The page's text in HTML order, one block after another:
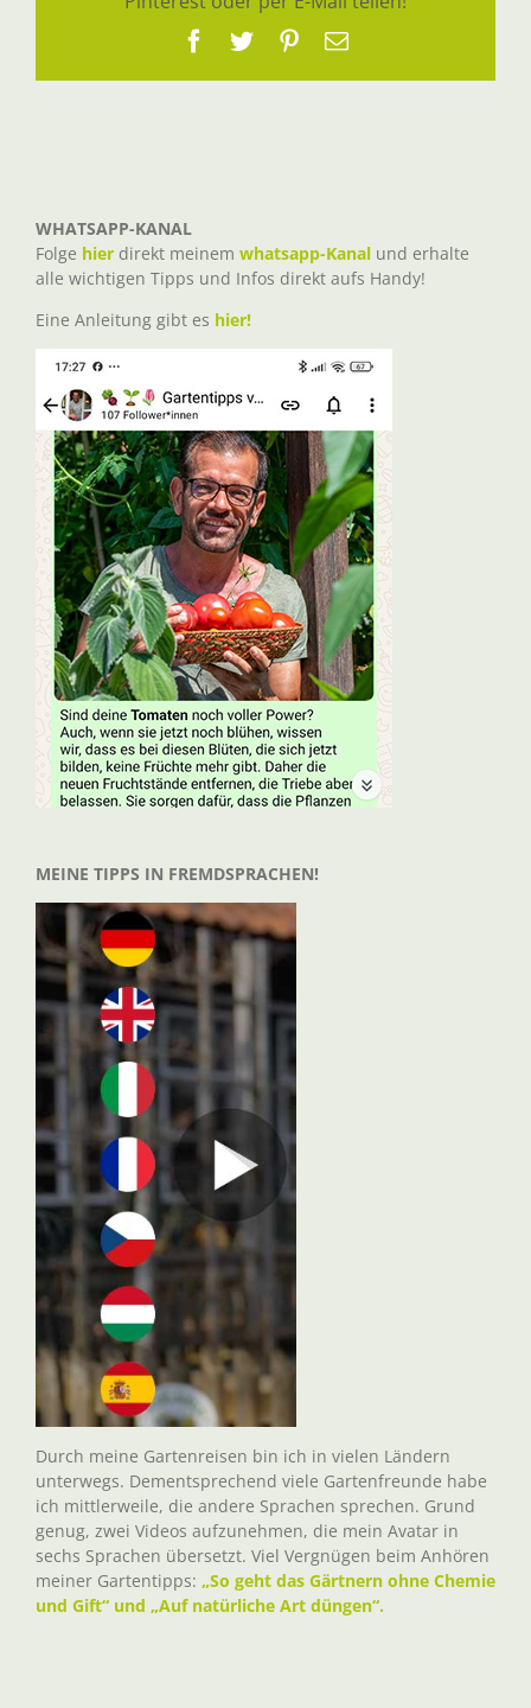
Facebook
TwitterPinterest
E-
WHATSAPP-KANAL
Folge hier direkt meinem whatsapp-Kanal und erhalte
alle wichtigen Tipps und Infos direkt aufs Handy!
Eine Anleitung gibt es hier!
MEINE TIPPS IN FREMDSPRACHEN!
Durch meine Gartenreisen bin ich in vielen Ländern
unterwegs. Dementsprechend viele Gartenfreunde habe
ich mittlerweile, die andere Sprachen sprechen. Grund
genug, zwei Videos aufzunehmen, die mein Avatar in
sechs Sprachen übersetzt. Viel Vergnügen beim Anhören
meiner Gartentipps: „So geht das Gärtnern ohne Chemie
und Gift“ und „Auf natürliche Art düngen“.